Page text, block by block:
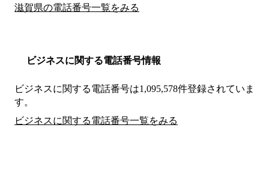
滋賀県の電話番号一覧をみる
ビジネスに関する電話番号情報
ビジネスに関する電話番号は1,095,578件登録されていま
す。
ビジネスに関する電話番号一覧をみる